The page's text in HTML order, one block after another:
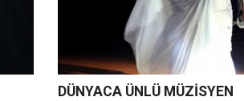
DÜNYACA ÜNLÜ MÜZİSYEN